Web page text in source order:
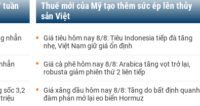
tuần
nhẫn
sốc 3,2
Thuế mới của Mỹ tạo thêm sức ép lên thủy
sản Việt
Giá tiêu hôm nay 8/8: Tiêu Indonesia tiếp đà tăng
nhẹ, Việt Nam giữ giá ổn định
Giá cà phê hôm nay 8/8: Arabica tăng vọt trở lại,
robusta giảm phiên thứ 2 liên tiếp
Giá xăng dầu hôm nay 8/8: Tăng do bất định quanh
đàm phán mở lại eo biển Hormuz